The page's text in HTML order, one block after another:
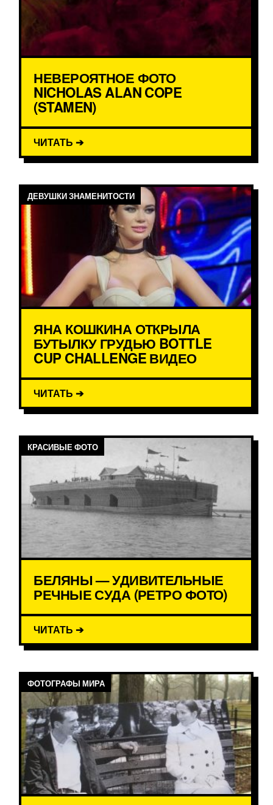
НЕВЕРОЯТНОЕ ФОТО
NICHOLAS ALAN COPE
(STAMEN)
ЧИТАТЬ ➔
ДЕВУШКИ ЗНАМЕНИТОСТИ
ЯНА КОШКИНА ОТКРЫЛА
БУТЫЛКУ ГРУДЬЮ BOTTLE
CUP CHALLENGE ВИДЕО
ЧИТАТЬ ➔
КРАСИВЫЕ ФОТО
БЕЛЯНЫ — УДИВИТЕЛЬНЫЕ
РЕЧНЫЕ СУДА (РЕТРО ФОТО)
ЧИТАТЬ ➔
ФОТОГРАФЫ МИРА